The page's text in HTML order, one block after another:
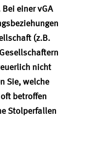
einer vGA
(z.B.
nicht
Sie, welche
betroffen
Stolperfallen